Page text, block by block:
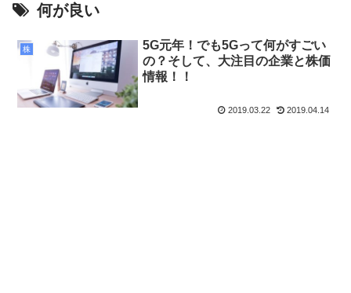
何が良い
株
5G元年！でも5Gって何がすごい
の？そして、大注目の企業と株価
情報！！
2019.03.22 2019.04.14